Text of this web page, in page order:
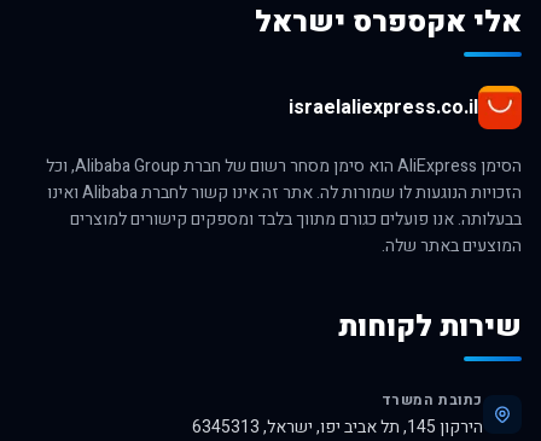
אלי אקספרס ישראל
israelaliexpress.co.il
הסימן AliExpress הוא סימן מסחר רשום של חברת Alibaba Group, וכל
הזכויות הנוגעות לו שמורות לה. אתר זה אינו קשור לחברת Alibaba ואינו
בבעלותה. אנו פועלים כגורם מתווך בלבד ומספקים קישורים למוצרים
המוצעים באתר שלה.
שירות לקוחות
כתובת המשרד
הירקון 145, תל אביב יפו, ישראל, 6345313